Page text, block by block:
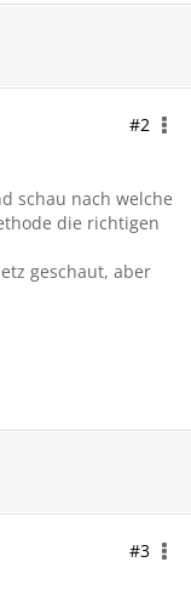
#2
schau nach welche
die richtigen
geschaut, aber
#3